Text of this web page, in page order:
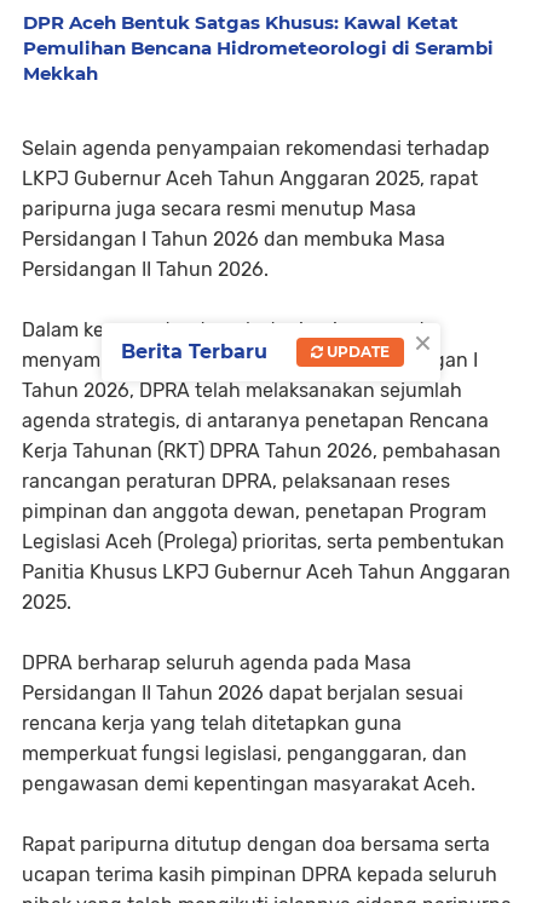
DPR Aceh Bentuk Satgas Khusus: Kawal Ketat
Pemulihan Bencana Hidrometeorologi di Serambi
Mekkah
Selain agenda penyampaian rekomendasi terhadap
LKPJ Gubernur Aceh Tahun Anggaran 2025, rapat
paripurna juga secara resmi menutup Masa
Persidangan I Tahun 2026 dan membuka Masa
Persidangan II Tahun 2026.
Dalam kesempatan tersebut, pimpinan rapat
menyampaikan bahwa selama Masa Persidangan I
Tahun 2026, DPRA telah melaksanakan sejumlah
agenda strategis, di antaranya penetapan Rencana
Kerja Tahunan (RKT) DPRA Tahun 2026, pembahasan
rancangan peraturan DPRA, pelaksanaan reses
pimpinan dan anggota dewan, penetapan Program
Legislasi Aceh (Prolega) prioritas, serta pembentukan
Panitia Khusus LKPJ Gubernur Aceh Tahun Anggaran
2025.
DPRA berharap seluruh agenda pada Masa
Persidangan II Tahun 2026 dapat berjalan sesuai
rencana kerja yang telah ditetapkan guna
memperkuat fungsi legislasi, penganggaran, dan
pengawasan demi kepentingan masyarakat Aceh.
Rapat paripurna ditutup dengan doa bersama serta
ucapan terima kasih pimpinan DPRA kepada seluruh
×
Berita Terbaru UPDATE